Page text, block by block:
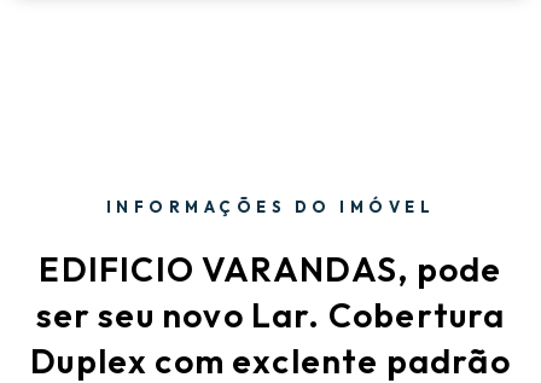
INFORMAÇÕES DO IMÓVEL
EDIFICIO VARANDAS, pode
ser seu novo Lar. Cobertura
Duplex com exclente padrão